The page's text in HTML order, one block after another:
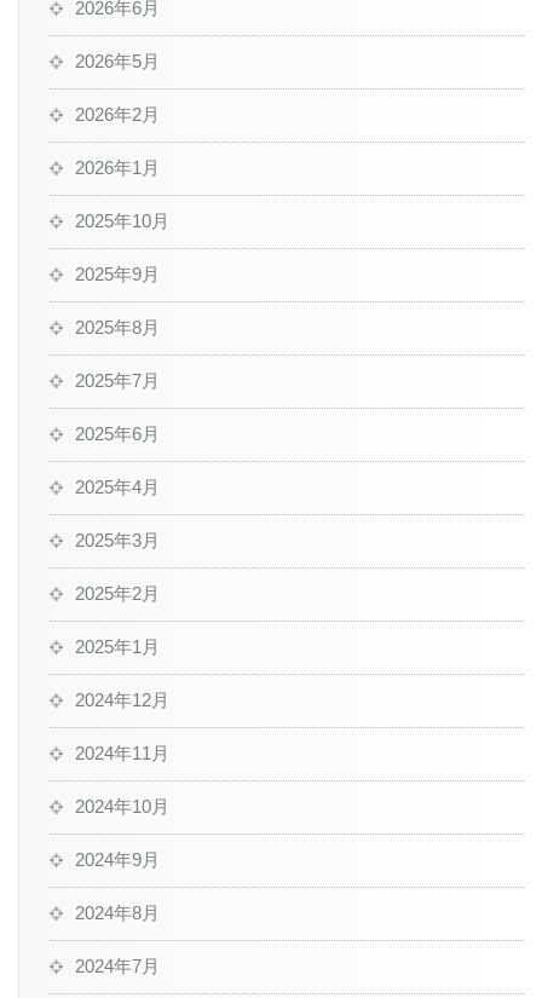
2026年6月
2026年5月
2026年2月
2026年1月
2025年10月
2025年9月
2025年8月
2025年7月
2025年6月
2025年4月
2025年3月
2025年2月
2025年1月
2024年12月
2024年11月
2024年10月
2024年9月
2024年8月
2024年7月